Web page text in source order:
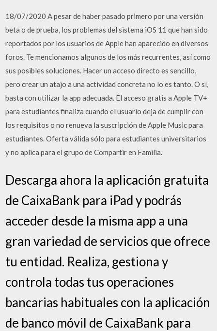
18/07/2020 A pesar de haber pasado primero por una versión
beta o de prueba, los problemas del sistema iOS 11 que han sido
reportados por los usuarios de Apple han aparecido en diversos
foros. Te mencionamos algunos de los más recurrentes, así como
sus posibles soluciones. Hacer un acceso directo es sencillo,
pero crear un atajo a una actividad concreta no lo es tanto. O sí,
basta con utilizar la app adecuada. El acceso gratis a Apple TV+
para estudiantes finaliza cuando el usuario deja de cumplir con
los requisitos o no renueva la suscripción de Apple Music para
estudiantes. Oferta válida sólo para estudiantes universitarios
y no aplica para el grupo de Compartir en Familia.
‎Descarga ahora la aplicación gratuita
de CaixaBank para iPad y podrás
acceder desde la misma app a una
gran variedad de servicios que ofrece
tu entidad. Realiza, gestiona y
controla todas tus operaciones
bancarias habituales con la aplicación
de banco móvil de CaixaBank para